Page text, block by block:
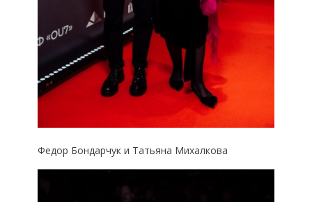
Федор Бондарчук и Татьяна Михалкова